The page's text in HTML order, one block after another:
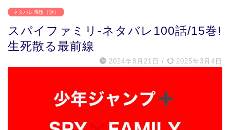
ネタバレ感想（話）
スパイファミリ-ネタバレ100話/15巻!
生死散る最前線
2024年8月21日 / 2025年3月4日